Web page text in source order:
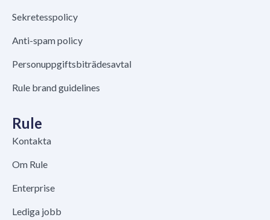
Sekretesspolicy
Anti-spam policy
Personuppgiftsbiträdesavtal
Rule brand guidelines
Rule
Kontakta
Om Rule
Enterprise
Lediga jobb